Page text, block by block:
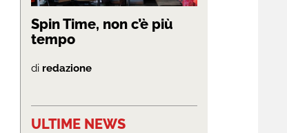
Spin Time, non c’è più
tempo
di redazione
ULTIME NEWS